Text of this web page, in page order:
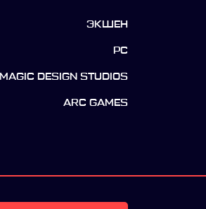
ЭКШЕН
PC
MAGIC DESIGN STUDIOS
ARC GAMES